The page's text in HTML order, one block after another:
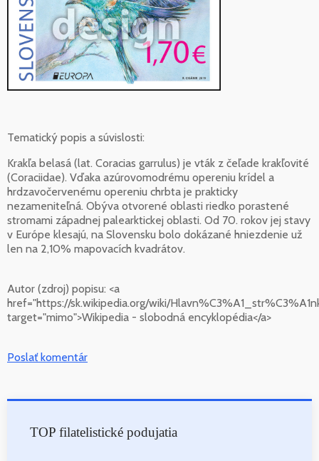
Tematický popis a súvislosti:
Krakľa belasá (lat. Coracias garrulus) je vták z čeľade krakľovité
(Coraciidae). Vďaka azúrovomodrému opereniu krídel a
hrdzavočervenému opereniu chrbta je prakticky
nezameniteľná. Obýva otvorené oblasti riedko porastené
stromami západnej palearktickej oblasti. Od 70. rokov jej stavy
v Európe klesajú, na Slovensku bolo dokázané hniezdenie už
len na 2,10% mapovacích kvadrátov.
Autor (zdroj) popisu: <a
href="https://sk.wikipedia.org/wiki/
target="mimo">Wikipedia - slobodná encyklopédia</a>
Poslať komentár
TOP filatelistické podujatia